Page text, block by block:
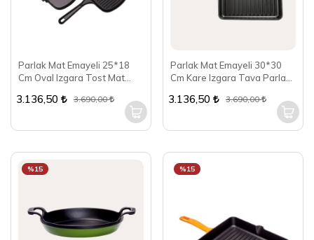
Parlak Mat Emayeli 25*18
Cm Oval Izgara Tost Mat
3.136,50 3.690,00
Parlak Mat Emayeli 30*30
Cm Kare Izgara Tava Parlak
3.136,50 3.690,00
%15 %15